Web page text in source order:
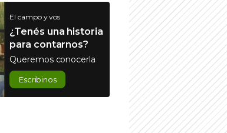
El campo y vos
¿Tenés una historia
para contarnos?
Queremos conocerla
Escribinos